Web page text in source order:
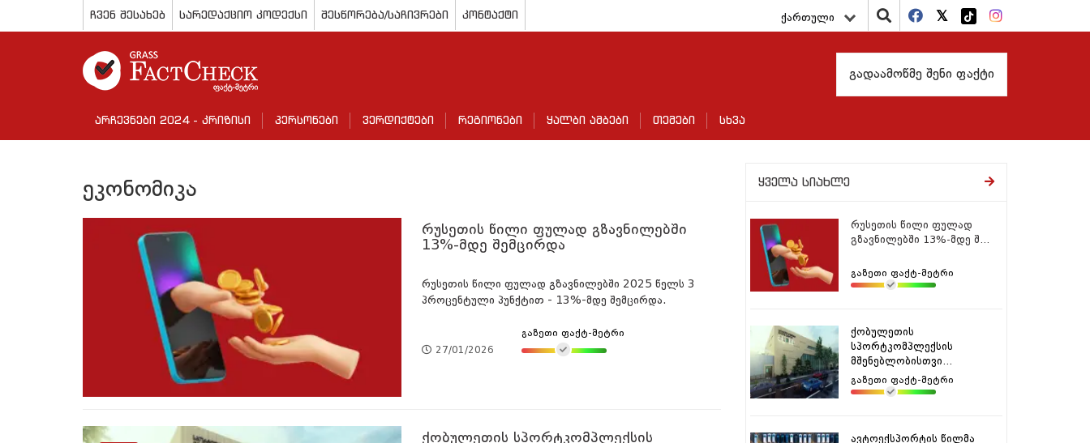
ჩვენ შესახებ სარედაქციო კოდექსი შესწორება/საჩივრები კონტაქტი ქართული
გადაამოწმე შენი ფაქტი
არჩევნები 2024 - კრიზისი პერსონები ვერდიქტები რეგიონები ყალბი ამბები თემები სხვა
ეკონომიკა
რუსეთის წილი ფულად გზავნილებში
13%-მდე შემცირდა
რუსეთის წილი ფულად გზავნილებში 2025 წელს 3
პროცენტული პუნქტით - 13%-მდე შემცირდა.
27/01/2026
გაზეთი ფაქტ-მეტრი
ქობულეთის სპორტკომპლექსის
ყველა სიახლე
რუსეთის წილი ფულად
გზავნილებში 13%-მდე შ...
გაზეთი ფაქტ-მეტრი
ქობულეთის
სპორტკომპლექსის
მშენებლობისთვი...
გაზეთი ფაქტ-მეტრი
ავტოექსპორტის წილმა